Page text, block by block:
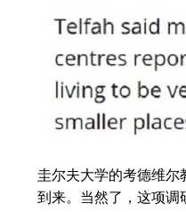
圭尔夫大学的考德维尔
到来。当然了，这项调